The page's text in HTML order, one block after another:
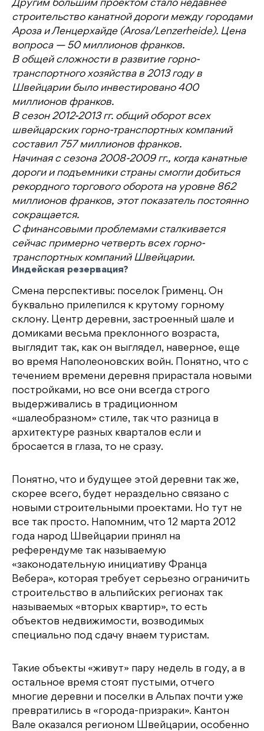
Другим большим проектом стало недавнее
строительство канатной дороги между городами
Ароза и Ленцерхайде (Arosa/Lenzerheide). Цена
вопроса — 50 миллионов франков.
В общей сложности в развитие горно-
транспортного хозяйства в 2013 году в
Швейцарии было инвестировано 400
миллионов франков.
В сезон 2012-2013 гг. общий оборот всех
швейцарских горно-транспортных компаний
составил 757 миллионов франков.
Начиная с сезона 2008-2009 гг., когда канатные
дороги и подъемники страны смогли добиться
рекордного торгового оборота на уровне 862
миллионов франков, этот показатель постоянно
сокращается.
С финансовыми проблемами сталкивается
сейчас примерно четверть всех горно-
транспортных компаний Швейцарии.
Индейская резервация?
Смена перспективы: поселок Грименц. Он
буквально прилепился к крутому горному
склону. Центр деревни, застроенный шале и
домиками весьма преклонного возраста,
выглядит так, как он выглядел, наверное, еще
во время Наполеоновских войн. Понятно, что с
течением времени деревня прирастала новыми
постройками, но все они всегда строго
выдерживались в традиционном
«шалеобразном» стиле, так что разница в
архитектуре разных кварталов если и
бросается в глаза, то не сразу.
Понятно, что и будущее этой деревни так же,
скорее всего, будет нераздельно связано с
новыми строительными проектами. Но тут не
все так просто. Напомним, что 12 марта 2012
года народ Швейцарии принял на
референдуме так называемую
«законодательную инициативу Франца
Вебера», которая требует серьезно ограничить
строительство в альпийских регионах так
называемых «вторых квартир», то есть
объектов недвижимости, возводимых
специально под сдачу внаем туристам.
Такие объекты «живут» пару недель в году, а в
остальное время стоят пустыми, отчего
многие деревни и поселки в Альпах почти уже
превратились в «города-призраки». Кантон
Вале оказался регионом Швейцарии, особенно